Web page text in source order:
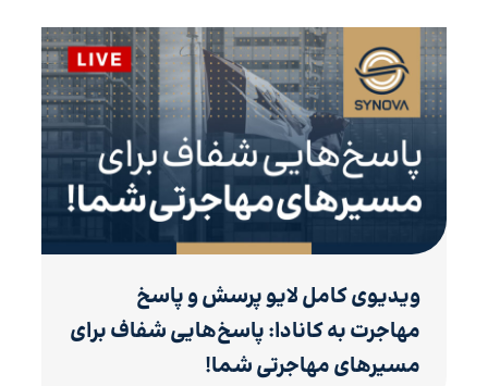
ویدیوی کامل لایو پرسش و پاسخ
مهاجرت به کانادا: پاسخ‌هایی شفاف برای
مسیرهای مهاجرتی شما!